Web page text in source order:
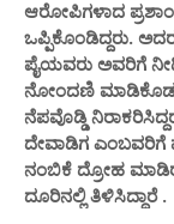
ಆರೋಪಿಗಳಾದ
ಒಪ್ಪಿಕೊಂಡಿದ್ದರು.
ಪೈಯವರು ಅವರಿಗೆ
ನೋಂದಣಿ
ನೆಪವೊಡ್ಡಿ
ದೇವಾಡಿಗ
ನಂಬಿಕೆ ದ್ರೋಹ
ದೂರಿನಲ್ಲಿ ತಿಳಿಸಿದ್ದಾರೆ .